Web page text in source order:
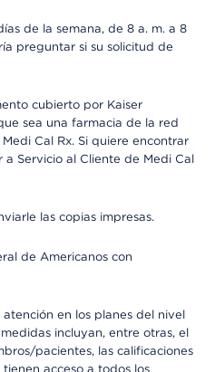
de la semana, de 8 a. m. a 8
preguntar si su solicitud de
cubierto por Kaiser
sea una farmacia de la red
Cal Rx. Si quiere encontrar
a Servicio al Cliente de Medi Cal
las copias impresas.
de Americanos con
en los planes del nivel
incluyan, entre otras, el
pacientes, las calificaciones
acceso a todos los